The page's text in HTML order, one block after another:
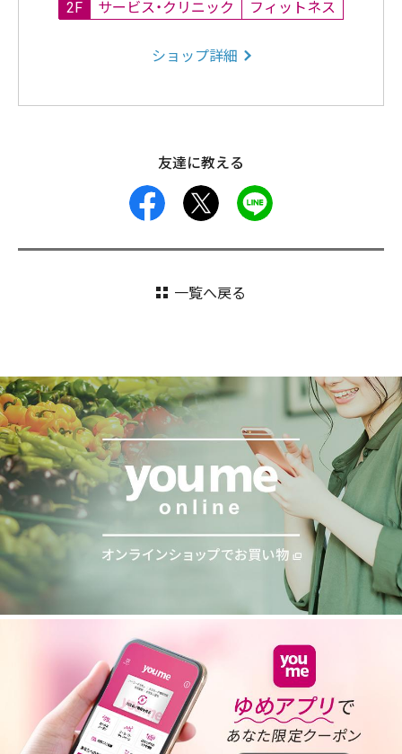
2F サービス・クリニック フィットネス
ショップ詳細
友達に教える
facebook
一覧へ戻る